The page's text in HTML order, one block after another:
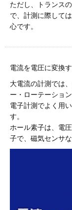
ただし、トランス
で、計測に際して
心です。
電流を電圧に変換
大電流の計測では
ー・ローテーショ
電子計測でよく用
す。
ホール素子は、電
子で、磁気センサ